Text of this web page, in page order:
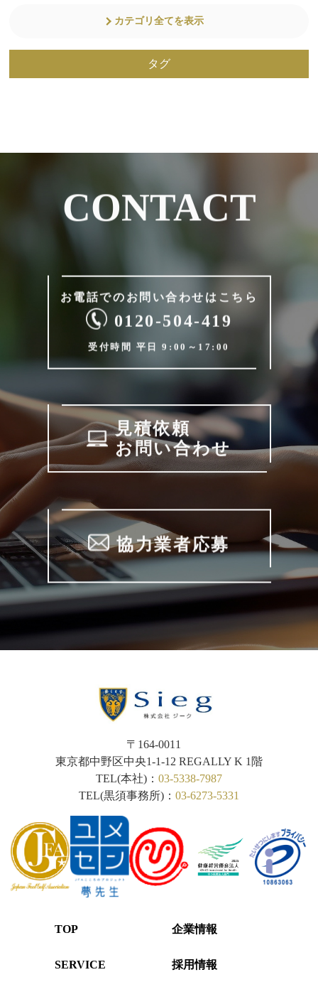
カテゴリ全てを表示
タグ
CONTACT
お電話でのお問い合わせは こちら
0120-504-419
受付時間 平日 9:00～17:00
見積依頼
お問い合わせ
協力業者応募
〒164-0011
東京都中野区中央1-1-12 REGALLY K 1階
TEL(本社)： 03-5338-7987
TEL(黒須事務所)： 03-6273-5331
TOP
SERVICE
企業情報
採用情報